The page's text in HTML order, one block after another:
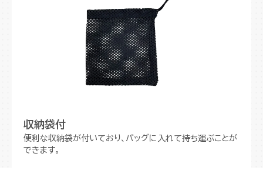
収納袋付
便利な収納袋が付いており、バッグに入れて持ち運ぶことが
できます。